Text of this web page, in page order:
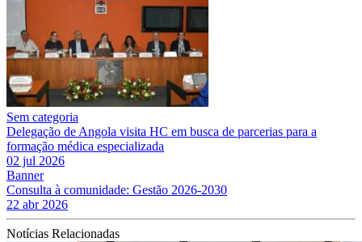
Sem categoria
Delegação de Angola visita HC em busca de parcerias para a
formação médica especializada
02 jul 2026
Banner
Consulta à comunidade: Gestão 2026-2030
22 abr 2026
Notícias Relacionadas